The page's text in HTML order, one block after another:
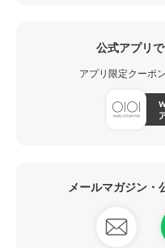
公式アプリ
アプリ限定クーポ
メールマガジン・